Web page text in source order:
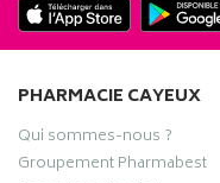
PHARMACIE CAYEUX
Qui sommes-nous ?
Groupement Pharmabest